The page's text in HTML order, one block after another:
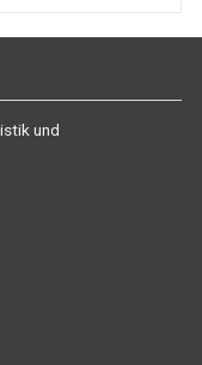
und